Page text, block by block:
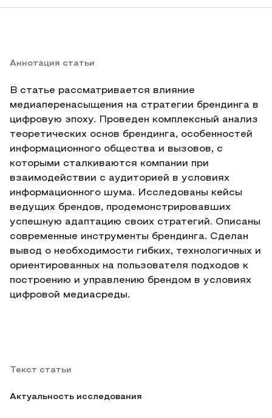
Аннотация статьи
В статье рассматривается влияние
медиаперенасыщения на стратегии брендинга в
цифровую эпоху. Проведен комплексный анализ
теоретических основ брендинга, особенностей
информационного общества и вызовов, с
которыми сталкиваются компании при
взаимодействии с аудиторией в условиях
информационного шума. Исследованы кейсы
ведущих брендов, продемонстрировавших
успешную адаптацию своих стратегий. Описаны
современные инструменты брендинга. Сделан
вывод о необходимости гибких, технологичных и
ориентированных на пользователя подходов к
построению и управлению брендом в условиях
цифровой медиасреды.
Текст статьи
Актуальность исследования